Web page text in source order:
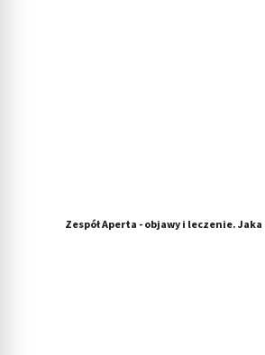
Zespół Aperta - objawy i leczenie. Jaka